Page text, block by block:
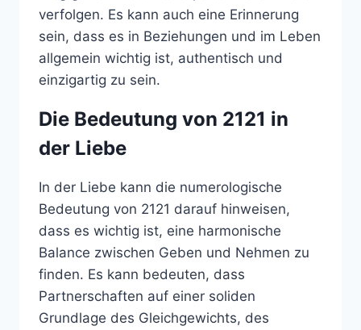
verfolgen. Es kann auch eine Erinnerung
sein, dass es in Beziehungen und im Leben
allgemein wichtig ist, authentisch und
einzigartig zu sein.
Die Bedeutung von 2121 in
der Liebe
In der Liebe kann die numerologische
Bedeutung von 2121 darauf hinweisen,
dass es wichtig ist, eine harmonische
Balance zwischen Geben und Nehmen zu
finden. Es kann bedeuten, dass
Partnerschaften auf einer soliden
Grundlage des Gleichgewichts, des